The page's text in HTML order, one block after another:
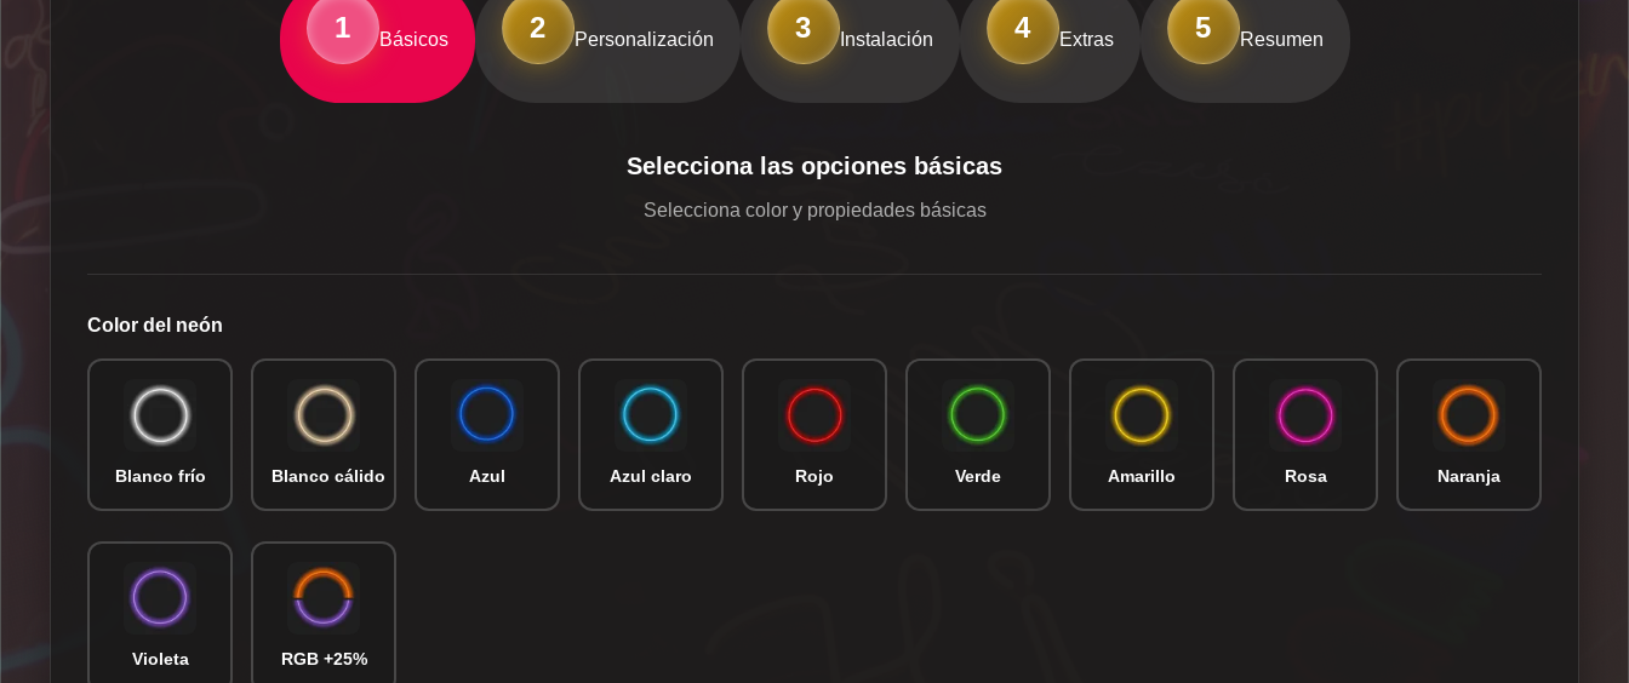
1 Básicos 2 Personalización 3 Instalación 4 Extras 5 Resumen
Selecciona las opciones básicas
Selecciona color y propiedades básicas
Color del neón
Blanco frío Blanco cálido Azul Azul claro Rojo Verde Amarillo Rosa Naranja
Violeta RGB +25%